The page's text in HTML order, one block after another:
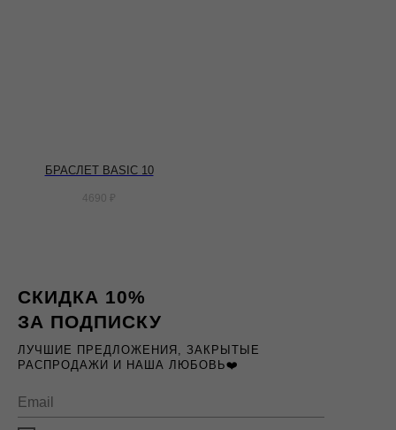
БРАСЛЕТ BASIC 10
4690 ₽
СКИДКА 10%
ЗА ПОДПИСКУ
ЛУЧШИЕ ПРЕДЛОЖЕНИЯ, ЗАКРЫТЫЕ
РАСПРОДАЖИ И НАША ЛЮБОВЬ❤️